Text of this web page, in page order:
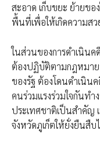
สะอาด เก็บขยะ ย้ายขอ
พื้นที่เพื่อให้เกิดความส
ในส่วนของการดำเนิน
ต้องปฏิบัติตามกฎหมาย
ของรัฐ ต้องโดนดำเนิน
คนร่วมแรงร่วมใจกันท
ประเทศชาติเป็นสำคัญ
จังหวัดภูเก็ตให้ยั่งยืนสืบ